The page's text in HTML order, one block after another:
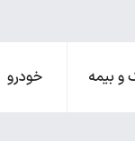
و بیمه خودرو